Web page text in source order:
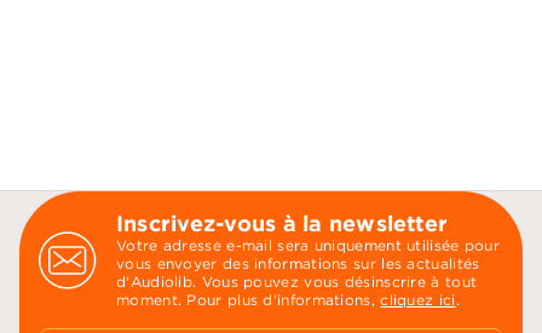
Inscrivez-vous à la newsletter
Votre adresse e-mail sera uniquement utilisée pour
vous envoyer des informations sur les actualités
d'Audiolib. Vous pouvez vous désinscrire à tout
moment. Pour plus d’informations,cliquez ici .